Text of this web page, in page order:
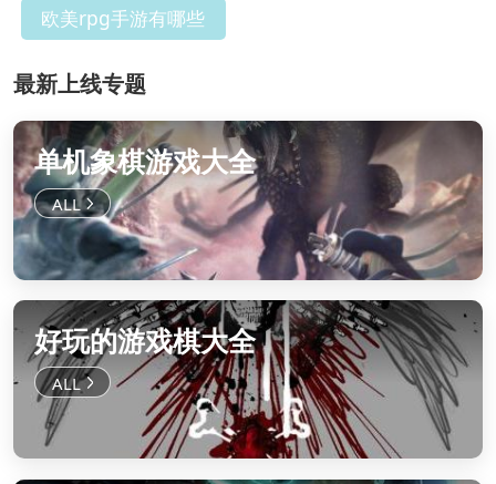
欧美rpg手游有哪些
最新上线专题
单机象棋游戏大全
好玩的游戏棋大全